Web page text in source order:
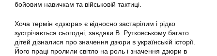
бойовим навичкам та військовій тактиці.
Хоча термін «дзюра» є відносно застарілим і рідко
зустрічається сьогодні, завдяки В. Рутковському багато
дітей дізналися про значення дзюри в українській історії.
Його праці пролили світло на роль і значення дзюри в